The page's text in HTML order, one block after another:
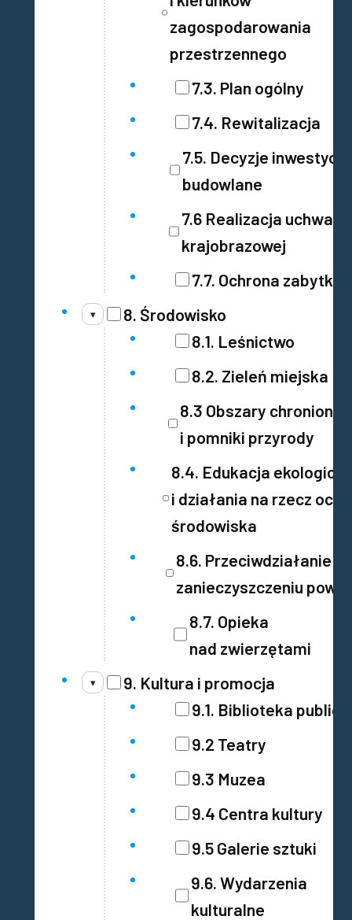
zagospodarowania
przestrzennego
7.3. Plan ogólny
7.4. Rewitalizacja
7.5. Decyzje
budowlane
7.6 Realizacja uchwały
krajobrazowej
7.7. Ochrona
▾
8. Środowisko
8.1. Leśnictwo
8.2. Zieleń miejska
8.3 Obszary chronione
i pomniki przyrody
8.4. Edukacja
i działania na rzecz
środowiska
8.6. Przeciwdziałanie
zanieczyszczeniu
8.7. Opieka
nad zwierzętami
▾
9. Kultura i promocja
9.1. Biblioteka
9.2 Teatry
9.3 Muzea
9.4 Centra kultury
9.5 Galerie sztuki
9.6. Wydarzenia
kulturalne